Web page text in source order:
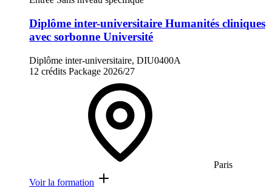
Diplôme inter-universitaire Humanités cliniques
avec sorbonne Université
Diplôme inter-universitaire, DIU0400A
12 crédits Package 2026/27
Paris
Voir la formation